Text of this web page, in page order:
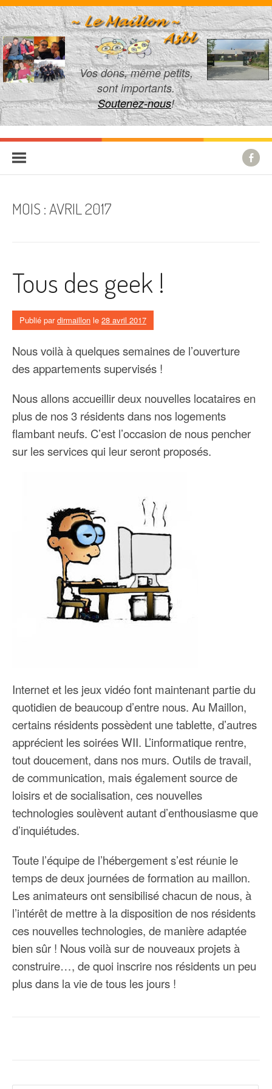
Aller au contenu
Vos dons, même petits,
sont importants.
Soutenez-nous!
MOIS :AVRIL 2017
Tous des geek !
Publié pardirmaillon le 28 avril 2017
Nous voilà à quelques semaines de l’ouverture
des appartements supervisés !
Nous allons accueillir deux nouvelles locataires en
plus de nos 3 résidents dans nos logements
flambant neufs. C’est l’occasion de nous pencher
sur les services qui leur seront proposés.
Internet et les jeux vidéo font maintenant partie du
quotidien de beaucoup d’entre nous. Au Maillon,
certains résidents possèdent une tablette, d’autres
apprécient les soirées WII. L’informatique rentre,
tout doucement, dans nos murs. Outils de travail,
de communication, mais également source de
loisirs et de socialisation, ces nouvelles
technologies soulèvent autant d’enthousiasme que
d’inquiétudes.
Toute l’équipe de l’hébergement s’est réunie le
temps de deux journées de formation au maillon.
Les animateurs ont sensibilisé chacun de nous, à
l’intérêt de mettre à la disposition de nos résidents
ces nouvelles technologies, de manière adaptée
bien sûr ! Nous voilà sur de nouveaux projets à
construire…, de quoi inscrire nos résidents un peu
plus dans la vie de tous les jours !